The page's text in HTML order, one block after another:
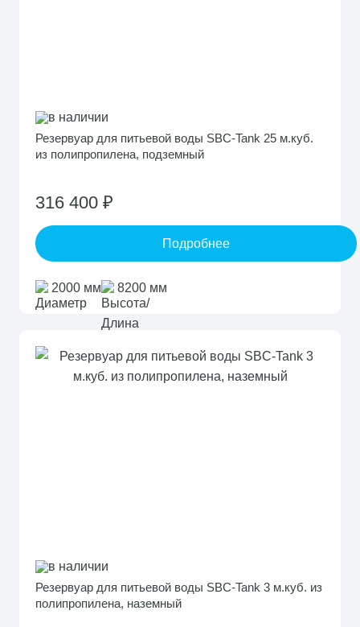
в наличии
Резервуар для питьевой воды SBC-Tank 25 м.куб.
из полипропилена, подземный
316 400 ₽
Подробнее
2000 мм 8200 мм
в наличии
Резервуар для питьевой воды SBC-Tank 3 м.куб. из
полипропилена, наземный